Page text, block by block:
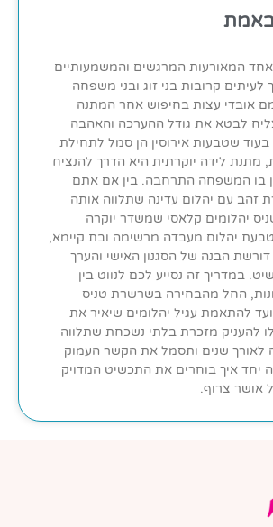
המאורעות המרגשים והמשמעותיים
לעיתים קרובות בני זוג ובני משפחה
אובדי עצות בחיפוש אחר המתנה
לבטא את גודל ההערכה והאהבה
בעוד שטבעות אירוסין הן סמל לתחילת
מתנת לידה יוקרתית היא הדרך להנציח
בו המשפחה התרחבה. בין אם אתם
עם יהלום עדינה שתלווה אותה
יהלומים קלאסי שמשדר יוקרה
טבעת יהלום מעבדה מרשימה ובת קיימא,
הבנה של הסגנון האישי והערך
במדריך זה נסייע לכם לנווט בין
החל מהבחירה בשרשרת טניס
להתאמת עגיל יהלומים שיאיר את
להעניק מזכרת בלתי נשכחת שתלווה
לאורך שנים ותסמל את הקשר העמוק
יחד איך בוחרים את התכשיט המדויק
אושר צרוף.